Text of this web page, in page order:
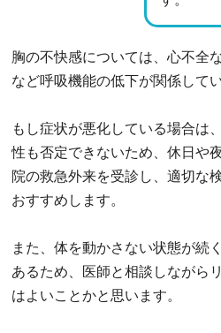
胸の不快感については、心不全
など呼吸機能の低下が関係して
もし症状が悪化している場合は
性も否定できないため、休日や
院の救急外来を受診し、適切な
おすすめします。
また、体を動かさない状態が続
あるため、医師と相談しながら
はよいことかと思います。